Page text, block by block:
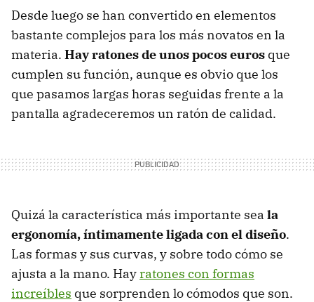
Desde luego se han convertido en elementos
bastante complejos para los más novatos en la
materia. Hay ratones de unos pocos euros que
cumplen su función, aunque es obvio que los
que pasamos largas horas seguidas frente a la
pantalla agradeceremos un ratón de calidad.
Quizá la característica más importante sea la
ergonomía, íntimamente ligada con el diseño.
Las formas y sus curvas, y sobre todo cómo se
ajusta a la mano. Hayratones con formas
increíbles que sorprenden lo cómodos que son.